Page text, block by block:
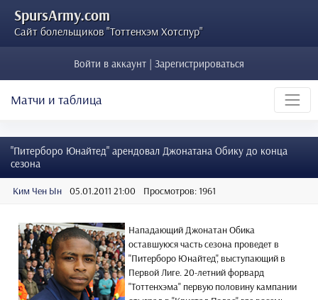
SpursArmy.com
Сайт болельщиков "Тоттенхэм Хотспур"
Войти в аккаунт | Зарегистрироваться
Матчи и таблица
"Питерборо Юнайтед" арендовал Джонатана Обику до конца
сезона
Ким Чен Ын 05.01.2011 21:00 Просмотров: 1961
Нападающий Джонатан Обика
оставшуюся часть сезона проведет в
"Питерборо Юнайтед", выступающий в
Первой Лиге. 20-летний форвард
"Тоттенхэма" первую половину кампании